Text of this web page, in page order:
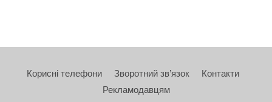
Корисні телефони Зворотний зв’язок
Контакти
Рекламодавцям